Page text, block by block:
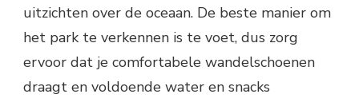
uitzichten over de oceaan. De beste manier om
het park te verkennen is te voet, dus zorg
ervoor dat je comfortabele wandelschoenen
draagt en voldoende water en snacks